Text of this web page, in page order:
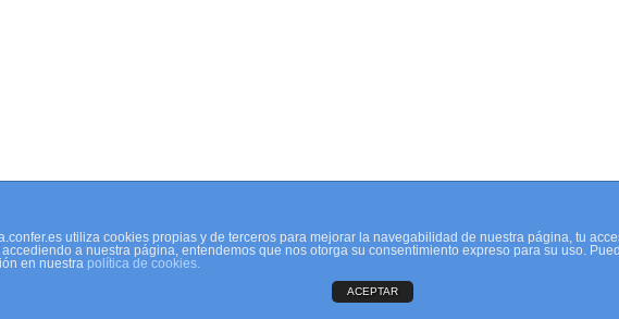
utiliza cookies propias y de terceros para mejorar la navegabilidad de nuestra página, tu
a nuestra página, entendemos que nos otorga su consentimiento expreso para su uso.
en nuestra política de cookies.
ACEPTAR